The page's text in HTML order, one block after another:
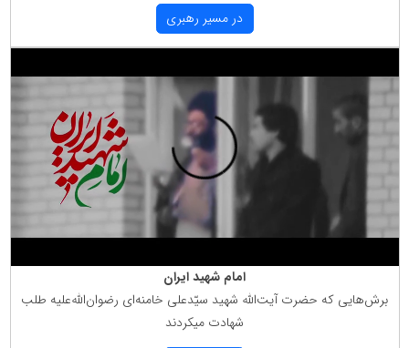
در مسیر رهبری
امام شهید ایران
برش‌هایی كه حضرت آیت‌الله شهید سیّدعلی خامنه‌ای رضوان‌الله‌علیه طلب
شهادت میكردند